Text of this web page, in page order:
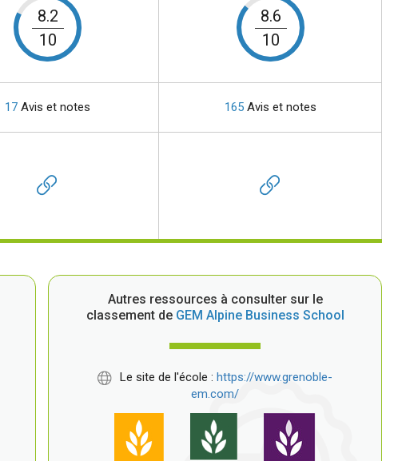
8.2
10
8.6
10
17Avis et notes 165Avis et notes
Autres ressources à consulter sur le
classement deGEM Alpine Business School
Le site de l'école : https://www.grenoble-
em.com/